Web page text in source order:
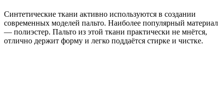
Синтетические ткани активно используются в создании
современных моделей пальто. Наиболее популярный материал
— полиэстер. Пальто из этой ткани практически не мнётся,
отлично держит форму и легко поддаётся стирке и чистке.